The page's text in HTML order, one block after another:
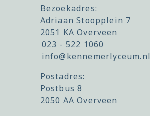
Bezoekadres:
Adriaan Stoopplein 7
2051 KA Overveen
023 - 522 1060
info@kennemerlyceum.nl
Postadres:
Postbus 8
2050 AA Overveen